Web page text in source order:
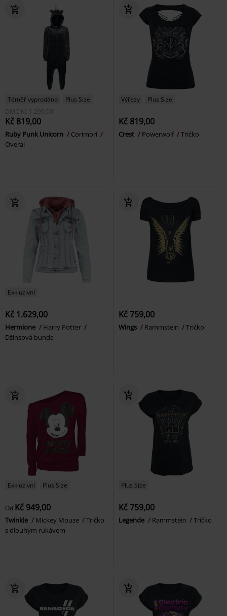
Téměř vyprodáno
Plus Size
DMC
Kč 1.299,00
Kč 819,00
Ruby Punk Unicorn
Corimori
Overal
Výřezy Plus Size
Kč 819,00
Crest Powerwolf Tričko
Exkluzivní
Kč 1.629,00
Hermione
Harry Potter
Džínsová bunda
Kč 759,00
Wings Rammstein Tričko
Exkluzivní Plus Size
Od Kč 949,00
Twinkle Mickey Mouse
Tričko
s dlouhým rukávem
Plus Size
Kč 759,00
Legende Rammstein Tričko